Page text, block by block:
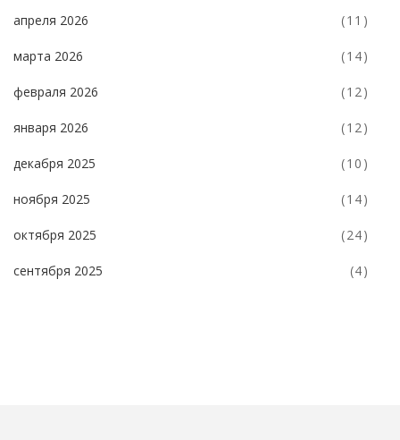
апреля 2026 (11)
марта 2026 (14)
февраля 2026 (12)
января 2026 (12)
декабря 2025 (10)
ноября 2025 (14)
октября 2025 (24)
сентября 2025 (4)